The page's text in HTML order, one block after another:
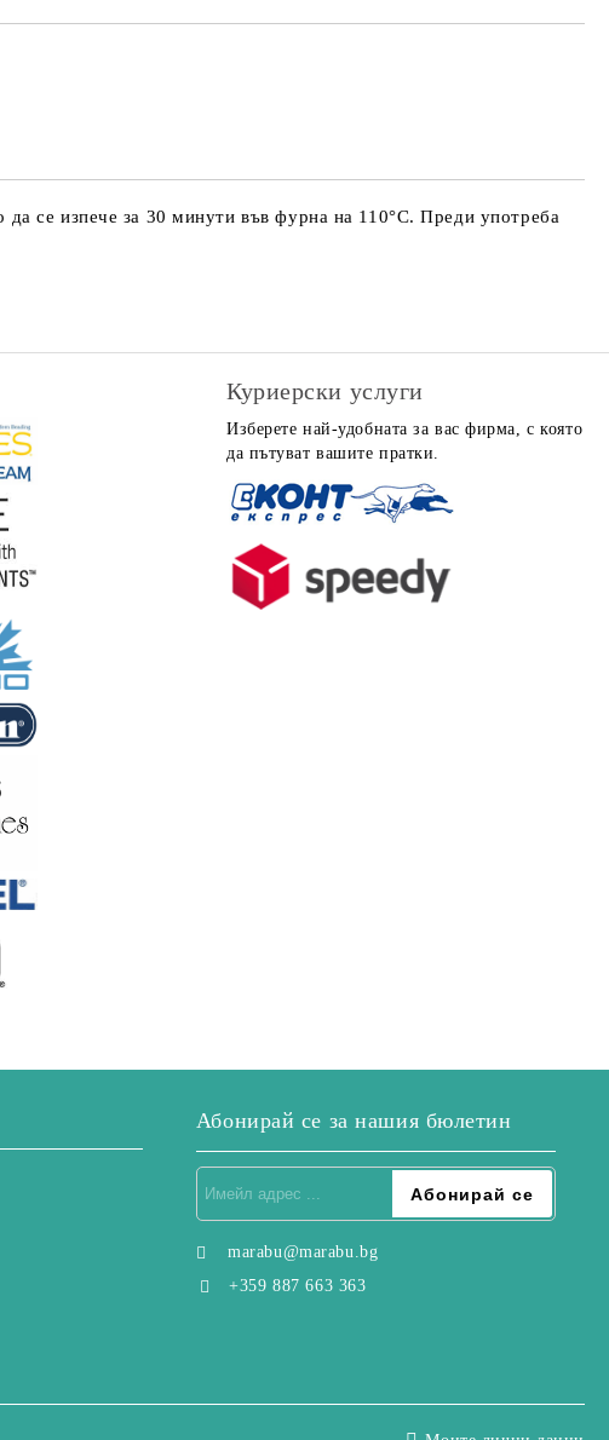
се изпече за 30 минути във фурна на 110°С. Преди употреба
Куриерски услуги
Изберете най-удобната за вас фирма, с която
да пътуват вашите пратки.
Абонирай се за нашия бюлетин
marabu@marabu.bg
+359 887 663 363